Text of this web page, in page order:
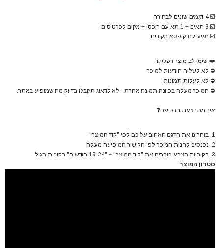
☑️4 דגמים שונים לבחירה
☑️
☑️ מגיע עם קופסא מקורית
❤️ שימו לב מוצר רפליקה
⛔ לא לשלוח הודעות למוכר
⛔ לא לעלות תמונות
⛔ המוכר מעלה בכוונה תמונה אחרת - לא לדאוג תקבלו בדיוק מה שמופיע באתר.
איך מתבצעת הרכישה❓
1. בוחרים את הדגם האהוב עליכם לפי "קוד המוצר"
2. נכנסים לחנות המוכר לפי הקישור המופיעה מעלה
3. בקוביות הצבע בוחרים את "קוד המוצר" + "19-24 חודשים" בקובית הגיל
סטרון המוצר